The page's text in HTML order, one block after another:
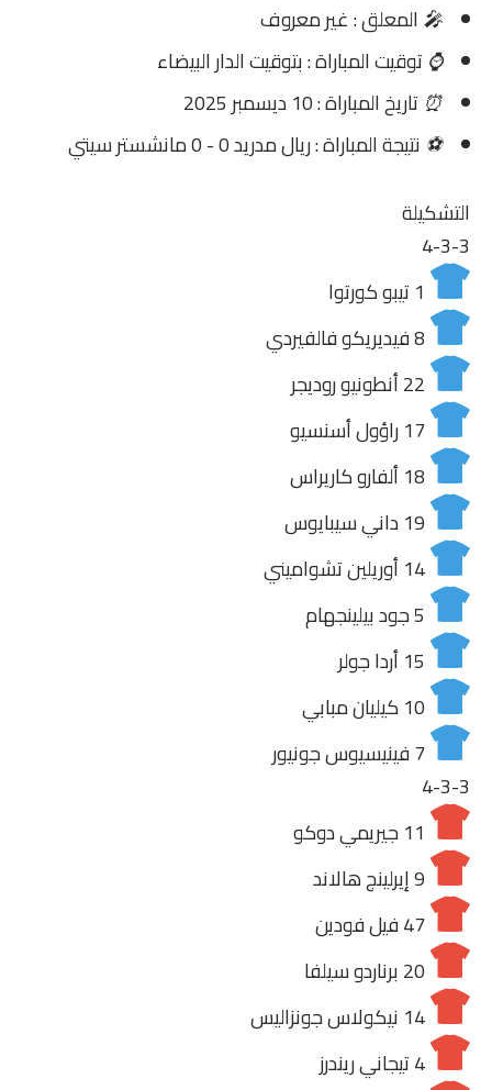
🎤المعلق : غير معروف
⌚توقيت المباراة : بتوقيت الدار البيضاء
⏰ تاريخ المباراة : 10 ديسمبر 2025
⚽ نتيجة المباراة : ريال مدريد 0 - 0 مانشستر سيتي
التشكيلة
4-3-3
1تيبو كورتوا
8فيديريكو فالفيردي
22أنطونيو روديجر
17راؤول أسنسيو
18ألفارو كاريراس
19داني سيبايوس
14أوريلين تشواميني
5جود بيلينجهام
15أردا جولر
10كيليان مبابي
7فينيسيوس جونيور
4-3-3
11جيريمي دوكو
9إيرلينج هالاند
47فيل فودين
20برناردو سيلفا
14 نيكولاس جونزاليس
4تيجاني ريندرز